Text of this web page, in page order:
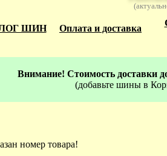
ШИН Оплата и доставка
Внимание! Стоимость доставки
(добавьте шины в
номер товара!